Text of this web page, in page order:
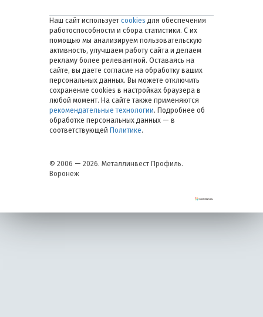
Наш сайт использует cookies для обеспечения
работоспособности и сбора статистики. С их
помощью мы анализируем пользовательскую
активность, улучшаем работу сайта и делаем
рекламу более релевантной. Оставаясь на
сайте, вы даете согласие на обработку ваших
персональных данных. Вы можете отключить
сохранение cookies в настройках браузера в
любой момент. На сайте также применяются
рекомендательные технологии. Подробнее об
обработке персональных данных — в
соответствующей Политике.
© 2006 — 2026. Металлинвест Профиль.
Воронеж